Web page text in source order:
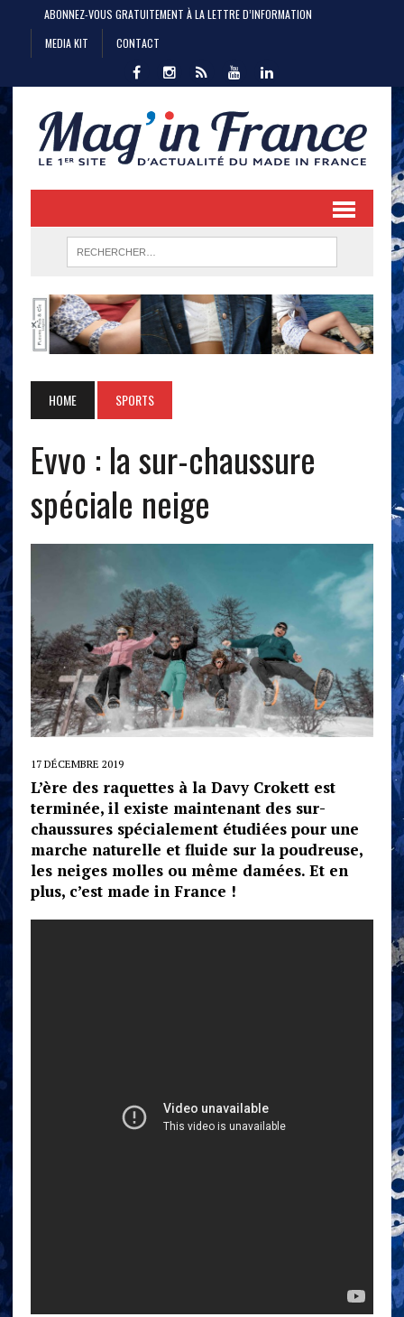
ABONNEZ-VOUS GRATUITEMENT À LA LETTRE D’INFORMATION
MEDIA KIT
CONTACT
HOME SPORTS
Evvo : la sur-chaussure
spéciale neige
17 DÉCEMBRE 2019
L’ère des raquettes à la Davy Crokett est
terminée, il existe maintenant des sur-
chaussures spécialement étudiées pour une
marche naturelle et fluide sur la poudreuse,
les neiges molles ou même damées. Et en
plus, c’est made in France !